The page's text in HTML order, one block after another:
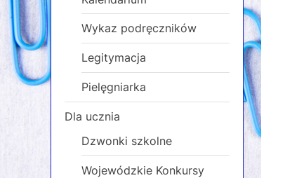
Wykaz podręczników
Legitymacja
Pielęgniarka
Dla ucznia
Dzwonki szkolne
Wojewódzkie Konkursy